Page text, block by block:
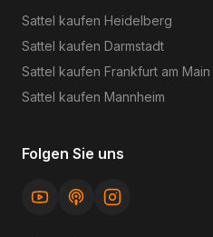
Sattel kaufen Heidelberg
Sattel kaufen Darmstadt
Sattel kaufen Frankfurt am Main
Sattel kaufen Mannheim
Folgen Sie uns